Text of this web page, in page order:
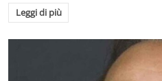
Leggi di più